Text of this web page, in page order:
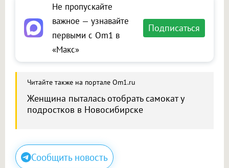
Не пропускайте
важное — узнавайте
первыми с Om1 в
«Макс»
Подписаться
Читайте также на портале Om1.ru
Женщина пыталась отобрать самокат у
подростков в Новосибирске
Сообщить новость